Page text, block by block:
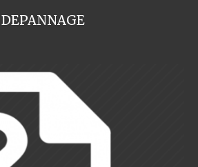
DEPANNAGE